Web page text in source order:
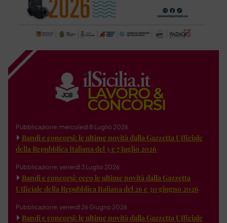
Pubblicazione: mercoledì 8 Luglio 2026
Bandi e concorsi: le ultime novità dalla Gazzetta Ufficiale
della Repubblica Italiana del 3 e 7 luglio 2026
Pubblicazione: venerdì 3 Luglio 2026
Bandi e concorsi: ecco le ultime novità dalla Gazzetta
Ufficiale della Repubblica Italiana del 26 e 30 giugno 2026
Pubblicazione: venerdì 26 Giugno 2026
Bandi e concorsi: le ultime novità dalla Gazzetta Ufficiale